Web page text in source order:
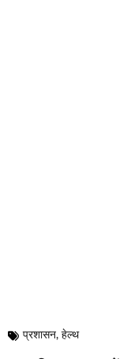
प्रशासन, हेल्थ